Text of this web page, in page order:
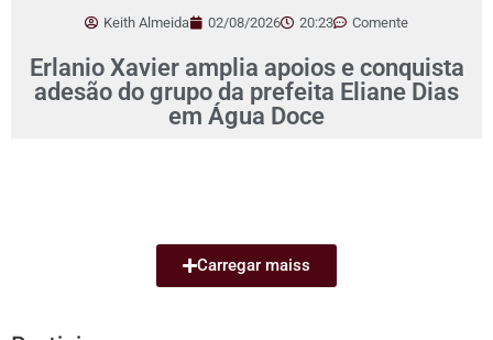
Keith Almeida 02/08/2026 20:23 Comente
Erlanio Xavier amplia apoios e conquista
adesão do grupo da prefeita Eliane Dias
em Água Doce
Carregar maiss